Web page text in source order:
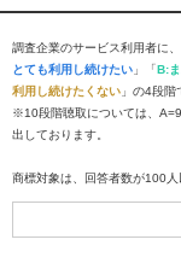
調査企業のサービス利用者に
とても利用し続けたい 」「B:
利用し続けたくない 」の4段階
※10段階聴取については、
出しております。
商標対象は、回答者数が100人